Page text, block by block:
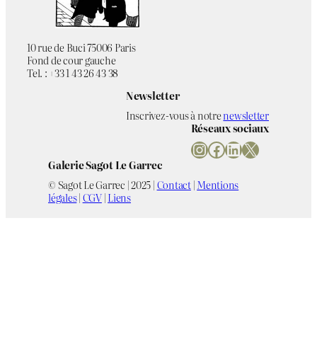
10 rue de Buci 75006 Paris
Fond de cour gauche
Tel. : +33 1 43 26 43 38
Newsletter
Inscrivez-vous à notrenewsletter
Réseaux sociaux
InstagramFacebook LinkedIn X
Galerie Sagot Le Garrec
© Sagot Le Garrec | 2025 |Contact|Mentions
légales|CGV|Liens